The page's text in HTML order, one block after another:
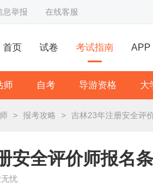
息举报 在线客服
首页 试卷 考试指南 APP
师 自考 导游资格 大
> 报考攻略 > 吉林23年注册安全评
安全评价师报名
忧